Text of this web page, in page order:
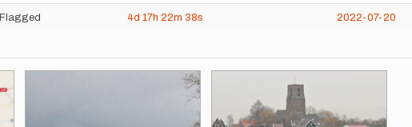
Flagged 4d 17h 22m 38s 2022-07-20